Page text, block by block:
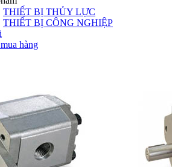
THIẾT BỊ THỦY LỰC
THIẾT BỊ CÔNG NGHIỆP
hàng